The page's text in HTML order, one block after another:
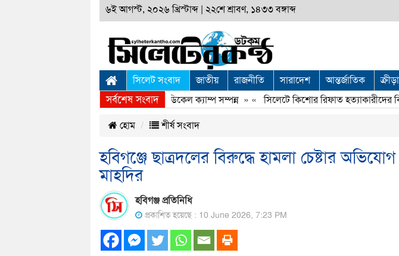
৬ই আগস্ট, ২০২৬ খ্রিস্টাব্দ ২২শে শ্রাবণ, ১৪৩৩ বঙ্গাব্দ
সিলেট সংবাদ জাতীয় রাজনীতি সারাদেশ আন্তর্জাতিক
সর্বশেষ সংবাদ
সিলেটে স্বপ্নযাত্রা ফাউণ্ডেশনের ফ্রি মেডিকেল ক্যাম্প সম্পন্ন» « সিলেটে কিশোর রিফাত হত্যাকারীদের
হোম শীর্ষ সংবাদ
হবিগঞ্জে ছাত্রদলের বিরুদ্ধে হামলা চেষ্টার
মাহদির
হবিগঞ্জ প্রতিনিধি
প্রকাশিত হয়েছে : 10 June 2026, 7:23 PM